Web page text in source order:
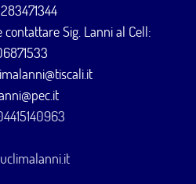
Sig. Lanni al Cell: